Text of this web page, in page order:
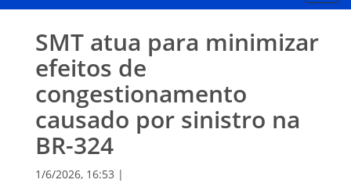
SMT atua para minimizar
efeitos de
congestionamento
causado por sinistro na
BR-324
1/6/2026, 16:53 |